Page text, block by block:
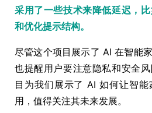
采用了一些技术来降低延迟，
和优化提示结构。
尽管这个项目展示了 AI 在智能
也提醒用户要注意隐私和安全
目为我们展示了 AI 如何让智
用，值得关注其未来发展。